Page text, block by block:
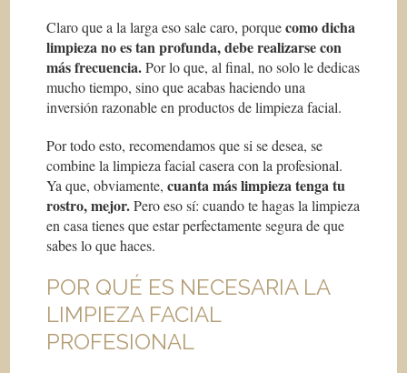
Claro que a la larga eso sale caro, porquecomo dicha
limpieza no es tan profunda, debe realizarse con
más frecuencia.Por lo que, al final, no solo le dedicas
mucho tiempo, sino que acabas haciendo una
inversión razonable en productos de limpieza facial.
Por todo esto, recomendamos que si se desea, se
combine la limpieza facial casera con la profesional.
Ya que, obviamente,cuanta más limpieza tenga tu
rostro, mejor.Pero eso sí: cuando te hagas la limpieza
en casa tienes que estar perfectamente segura de que
sabes lo que haces.
POR QUÉ ES NECESARIA LA
LIMPIEZA FACIAL
PROFESIONAL